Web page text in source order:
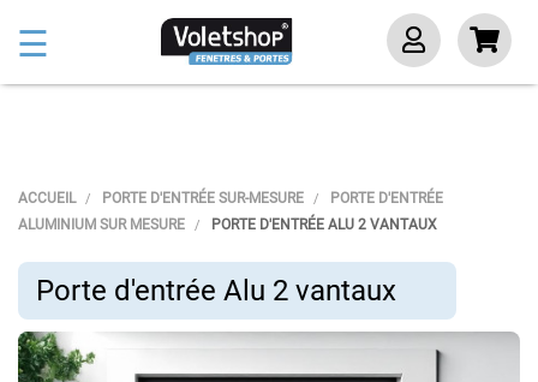
Basculer
la
☰
ACCUEIL PORTE D'ENTRÉE SUR-MESURE
PORTE D'ENTRÉE
ALUMINIUM SUR MESURE
PORTE D'ENTRÉE ALU 2 VANTAUX
Porte d'entrée Alu 2 vantaux